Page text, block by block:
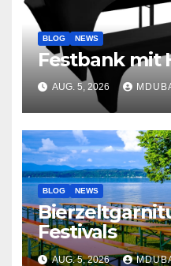
BLOG NEWS
Festbank mit
AUG. 5, 2026
BLOG NEWS
Festivals
AUG. 5, 2026